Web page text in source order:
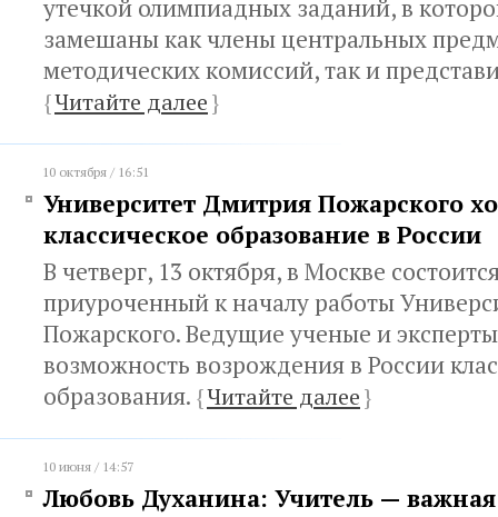
утечкой олимпиадных заданий, в
замешаны как члены центральных
методических комиссий, так и
{Читайте далее}
10 октября / 16:51
Университет Дмитрия Пожарского
классическое образование в России
В четверг, 13 октября, в Москве
приуроченный к началу работы
Пожарского. Ведущие ученые и
возможность возрождения в России
образования. {Читайте далее}
10 июня / 14:57
Любовь Духанина: Учитель —